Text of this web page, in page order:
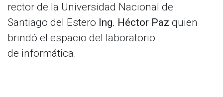
rector de la Universidad Nacional de
Santiago del Estero Ing. Héctor Paz quien
brindó el espacio del laboratorio
de informática.